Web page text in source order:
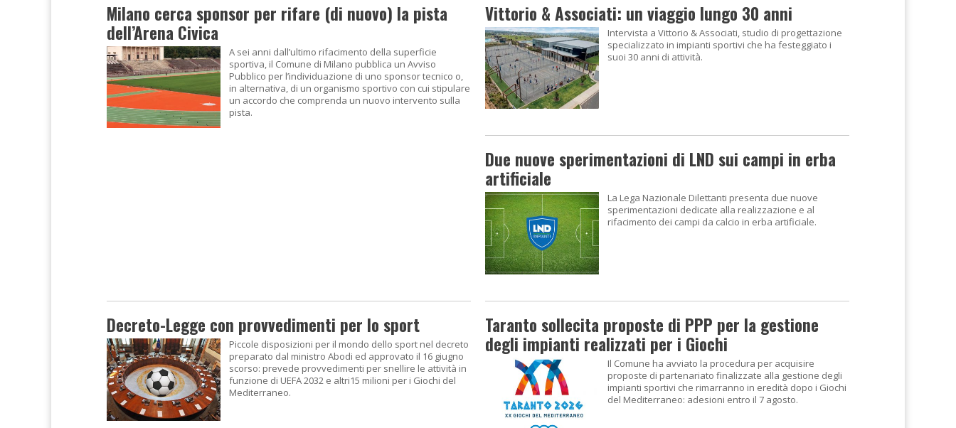
Milano cerca sponsor per rifare (di nuovo) la pista
dell’Arena Civica
A sei anni dall’ultimo rifacimento della superficie
sportiva, il Comune di Milano pubblica un Avviso
Pubblico per l’individuazione di uno sponsor tecnico o,
in alternativa, di un organismo sportivo con cui stipulare
un accordo che comprenda un nuovo intervento sulla
pista.
Vittorio & Associati: un viaggio lungo 30 anni
Intervista a Vittorio & Associati, studio di progettazione
specializzato in impianti sportivi che ha festeggiato i
suoi 30 anni di attività.
Due nuove sperimentazioni di LND sui campi in erba
artificiale
La Lega Nazionale Dilettanti presenta due nuove
sperimentazioni dedicate alla realizzazione e al
rifacimento dei campi da calcio in erba artificiale.
Decreto-Legge con provvedimenti per lo sport
Piccole disposizioni per il mondo dello sport nel decreto
preparato dal ministro Abodi ed approvato il 16 giugno
scorso: prevede provvedimenti per snellire le attività in
funzione di UEFA 2032 e altri15 milioni per i Giochi del
Mediterraneo.
Taranto sollecita proposte di PPP per la gestione
degli impianti realizzati per i Giochi
Il Comune ha avviato la procedura per acquisire
proposte di partenariato finalizzate alla gestione degli
impianti sportivi che rimarranno in eredità dopo i Giochi
del Mediterraneo: adesioni entro il 7 agosto.